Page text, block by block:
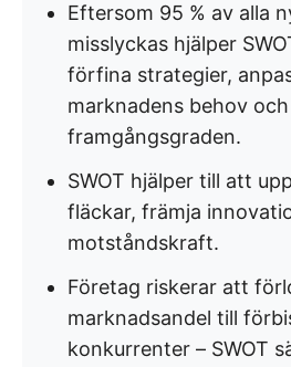
Eftersom 95 % av alla
misslyckas hjälper
förfina strategier,
marknadens behov
framgångsgraden.
SWOT hjälper till att
fläckar, främja
motståndskraft.
Företag riskerar att
marknadsandel till
konkurrenter – SWOT